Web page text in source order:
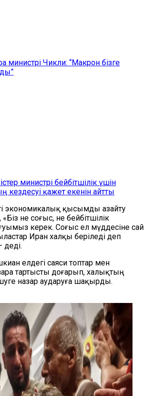
министрі Чикли: “Макрон бізге
министрі бейбітшілік үшін
қажет екенін айтты
экономикалық қысымды азайту
«Біз не соғыс, не бейбітшілік
керек. Соғыс ел мүддесіне сай
Иран халқы беріледі деп
деді.
елдегі саяси топтар мен
тартысты доғарып, халықтың
назар аударуға шақырды.